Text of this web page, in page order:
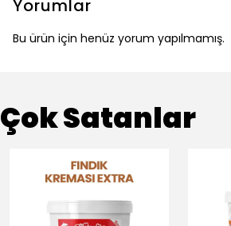
Yorumlar
Bu ürün için henüz yorum yapılmamış.
Çok Satanlar